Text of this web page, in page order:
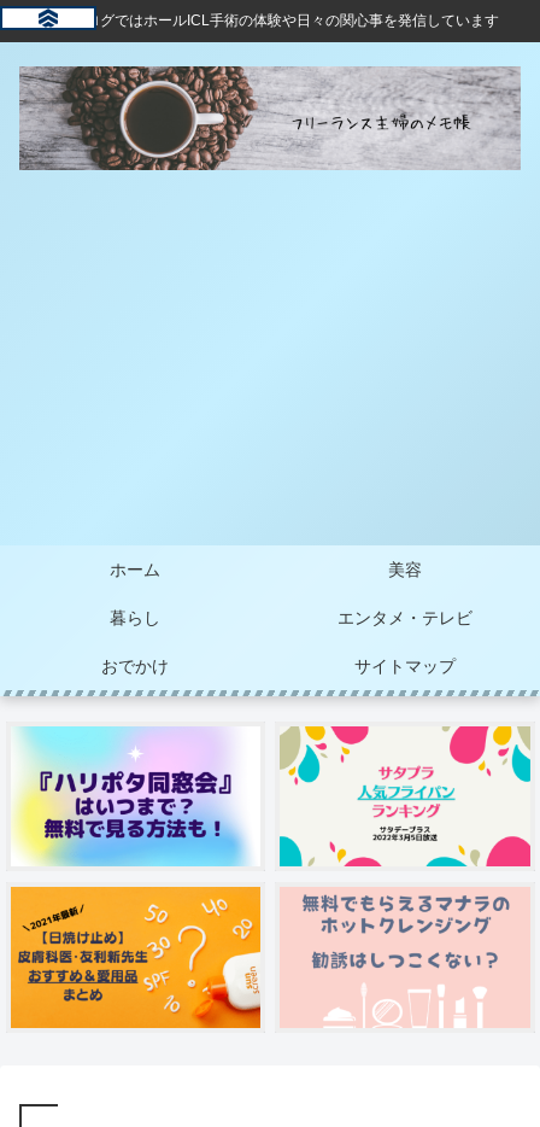
このブログではホールICL手術の体験や日々の関心事を発信しています
ホーム 美容
暮らし エンタメ・テレビ
おでかけ サイトマップ